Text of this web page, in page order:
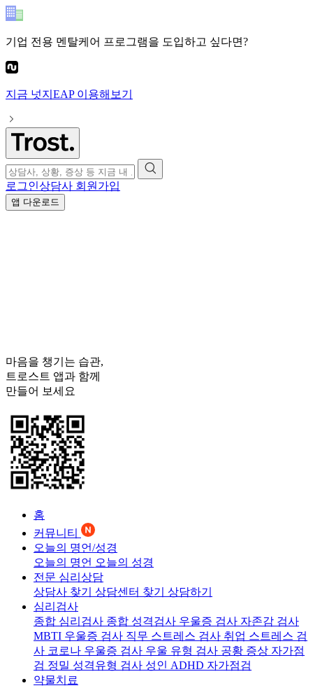
기업 전용 멘탈케어 프로그램을 도입하고 싶다면?
지금 넛지EAP이용해보기
로그인상담사 회원가입
앱 다운로드
마음을 챙기는 습관,
트로스트 앱과 함께
만들어 보세요
홈
커뮤니티
오늘의 명언/성경
오늘의 명언 오늘의 성경
전문 심리상담
상담사 찾기 상담센터 찾기 상담하기
심리검사
종합 심리검사 종합 성격검사 우울증 검사 자존감 검사
MBTI 우울증 검사 직무 스트레스 검사 취업 스트레스 검
사 코로나 우울증 검사 우울 유형 검사 공황 증상 자가점
검 정밀 성격유형 검사 성인 ADHD 자가점검
약물치료